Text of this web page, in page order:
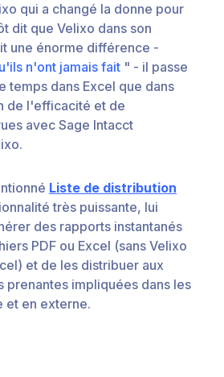
qui a changé la donne pour
dit que Velixo dans son
une énorme différence -
n'ont jamais fait " - il passe
temps dans Excel que dans
de l'efficacité et de
avec Sage Intacct
Liste de distribution
très puissante, lui
des rapports instantanés
PDF ou Excel (sans Velixo
et de les distribuer aux
prenantes impliquées dans les
et en externe.